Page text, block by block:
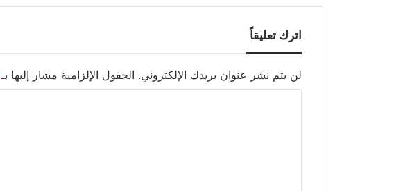
اترك تعليقاً
لن يتم نشر عنوان بريدك الإلكتروني. الحقول الإلزامية مشار إليها بـ